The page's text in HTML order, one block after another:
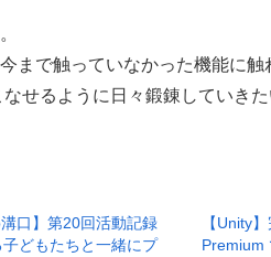
まで触っていなかった機能に触
せるように日々鍛錬していきた
溝口】第20回活動記録
子どもたちと一緒にプ
【Unity
Premium